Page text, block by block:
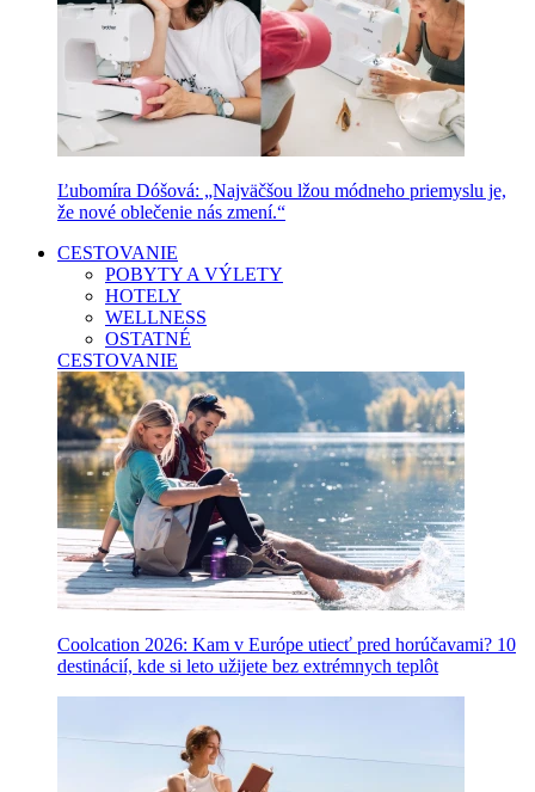
Ľubomíra Dóšová: „Najväčšou lžou módneho priemyslu je,
že nové oblečenie nás zmení.“
CESTOVANIE
POBYTY A VÝLETY
HOTELY
WELLNESS
OSTATNÉ
CESTOVANIE
Coolcation 2026: Kam v Európe utiecť pred horúčavami? 10
destinácií, kde si leto užijete bez extrémnych teplôt